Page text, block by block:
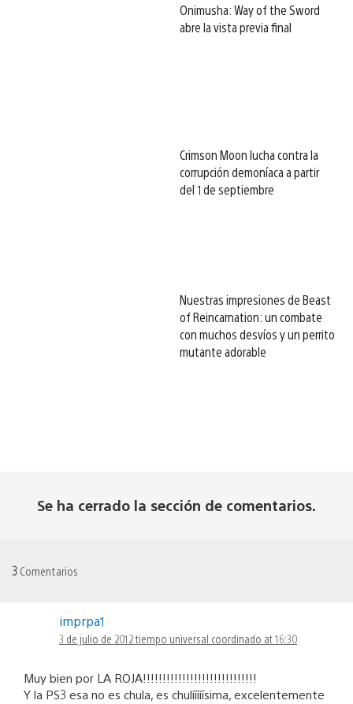
Onimusha: Way of the Sword
abre la vista previa final
Crimson Moon lucha contra la
corrupción demoníaca a partir
del 1 de septiembre
Nuestras impresiones de Beast
of Reincarnation: un combate
con muchos desvíos y un perrito
mutante adorable
Se ha cerrado la sección de comentarios.
3 Comentarios
imprpa1
3 de julio de 2012 tiempo universal coordinado at 16:30
Muy bien por LA ROJA!!!!!!!!!!!!!!!!!!!!!!!!!!!!!
Y la PS3 esa no es chula, es chulííííísima, excelentemente